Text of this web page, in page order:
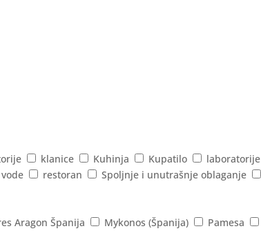
klanice Kuhinja Kupatilo laboratorije
restoran Spoljnje i unutrašnje oblaganje
Aragon Španija Mykonos (Španija) Pamesa